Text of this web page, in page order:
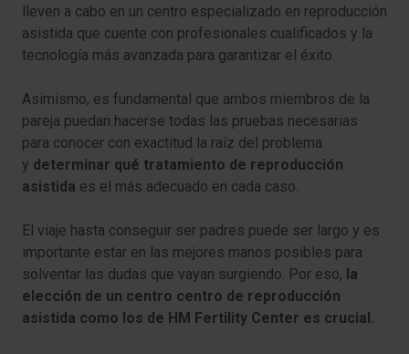
lleven a cabo en un centro especializado en reproducción
asistida que cuente con profesionales cualificados y la
tecnología más avanzada para garantizar el éxito.
Asimismo, es fundamental que ambos miembros de la
pareja puedan hacerse todas las pruebas necesarias
para conocer con exactitud la raíz del problema
y determinar qué tratamiento de reproducción
asistida es el más adecuado en cada caso.
El viaje hasta conseguir ser padres puede ser largo y es
importante estar en las mejores manos posibles para
solventar las dudas que vayan surgiendo. Por eso, la
elección de un centro centro de reproducción
asistida como los de HM Fertility Center es crucial.